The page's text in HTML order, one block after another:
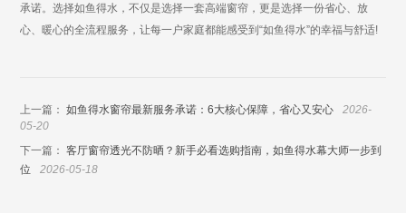
承诺。选择如鱼得水，不仅是选择一套高端窗帘，更是选择一份省心、放
心、暖心的全流程服务，让每一户家庭都能感受到“如鱼得水”的幸福与舒适!
上一篇：如鱼得水窗帘最新服务承诺：6大核心保障，省心又安心
2026-
05-20
下一篇：客厅窗帘透光不防晒？新手必看选购指南，如鱼得水幕大师一步到
位
2026-05-18